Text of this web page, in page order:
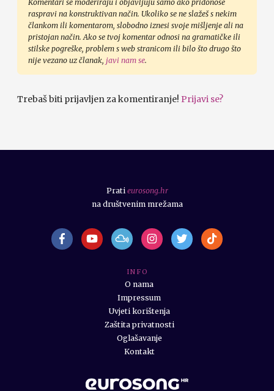
Komentari se moderiraju i objavljuju samo ako pridonose
raspravi na konstruktivan način. Ukoliko se ne slažeš s nekim
člankom ili komentarom, slobodno iznesi svoje mišljenje ali na
pristojan način. Ako se tvoj komentar odnosi na gramatičke ili
stilske pogreške, problem s web stranicom ili bilo što drugo što
nije vezano uz članak, javi nam se.
Trebaš biti prijavljen za komentiranje! Prijavi se?
I N F O
O nama
Impressum
Uvjeti korištenja
Zaštita privatnosti
Oglašavanje
Kontakt
Prati eurosong.hr
na društvenim mrežama